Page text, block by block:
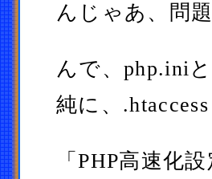
んじゃあ、問
んで、php.ini
純に、
「PHP高速化